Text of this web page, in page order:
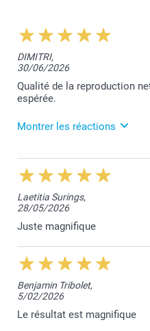
DIMITRI,
30/06/2026
Qualité de la reproduction
espérée.
Montrer les réactions
8/07/2026
12:12
Bonjour,
Merci pour votre belle
plaisir!
Bien à vous,
Toumia de smartphoto
Laetitia Surings,
28/05/2026
Juste magnifique
Benjamin Tribolet,
5/02/2026
Le résultat est magnifique